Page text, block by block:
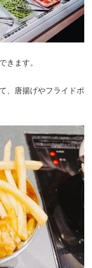
きます。
、唐揚げやフライドポ